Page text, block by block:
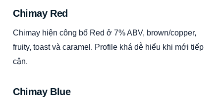
Chimay Red
Chimay hiện công bố Red ở 7% ABV, brown/copper,
fruity, toast và caramel. Profile khá dễ hiểu khi mới tiếp
cận.
Chimay Blue